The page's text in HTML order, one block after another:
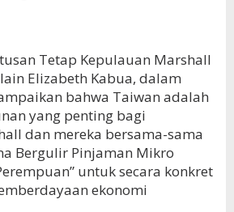
Tetap Kepulauan Marshall
Elizabeth Kabua, dalam
bahwa Taiwan adalah
yang penting bagi
dan mereka bersama-sama
Bergulir Pinjaman Mikro
untuk secara konkret
ekonomi